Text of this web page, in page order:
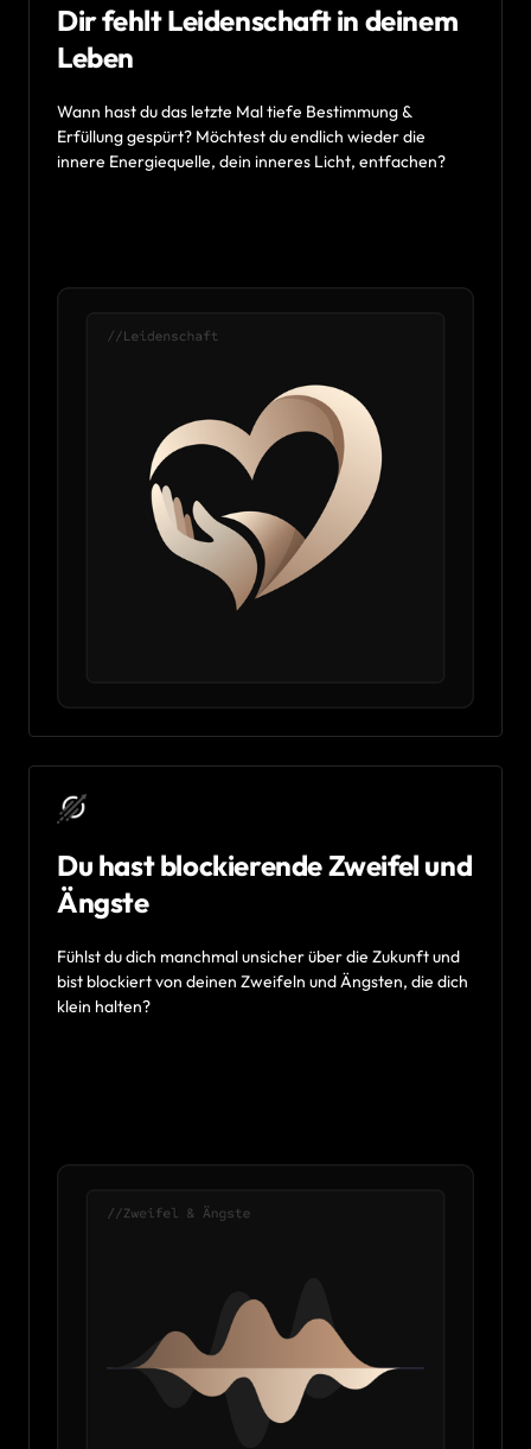
Dir fehlt Leidenschaft in deinem
Leben
Wann hast du das letzte Mal tiefe Bestimmung
Erfüllung gespürt? Möchtest du endlich wieder
innere Energiequelle, dein inneres Licht, entfachen?
Du hast blockierende Zweifel und
Ängste
Fühlst du dich manchmal unsicher über die Zukunft und
bist blockiert von deinen Zweifeln und Ängsten, die dich
klein halten?